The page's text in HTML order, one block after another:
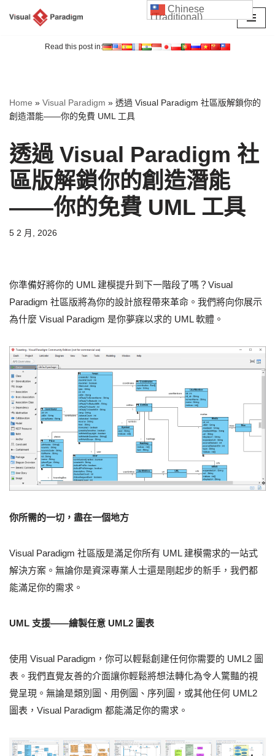
Read this post in:
Home » Visual Paradigm » 透過 Visual Paradigm 社區版解鎖你的
創造潛能——你的免費 UML 工具
透過 Visual Paradigm 社
區版解鎖你的創造潛能
——你的免費 UML 工具
5 2 月, 2026
你準備好將你的 UML 建模提升到下一階段了嗎？Visual
Paradigm 社區版將為你的設計旅程帶來革命。我們將向你展示
為什麼 Visual Paradigm 是你夢寐以求的 UML 軟體。
你所需的一切，盡在一個地方
Visual Paradigm 社區版是滿足你所有 UML 建模需求的一站式
解決方案。無論你是資深專業人士還是剛起步的新手，我們都
能滿足你的需求。
UML 支援——繪製任意 UML2 圖表
使用 Visual Paradigm，你可以輕鬆創建任何你需要的 UML2 圖
表。我們直覺友善的介面讓你輕鬆將想法轉化為令人驚豔的視
覺呈現。無論是類別圖、用例圖、序列圖，或其他任何 UML2
圖表，Visual Paradigm 都能滿足你的需求。
Chinese
(Traditional)